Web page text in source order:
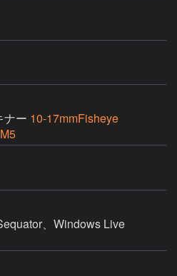
ナー 10-17mmFisheye
、Windows Live